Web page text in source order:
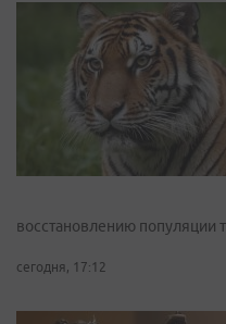
восстановлению популяции
сегодня, 17:12